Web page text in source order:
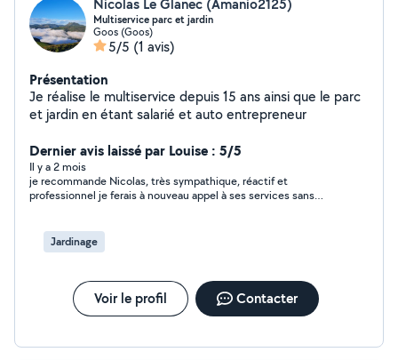
Nicolas Le Glanec (Amanio2125)
Multiservice parc et jardin
Goos (Goos)
5/5 (1 avis)
Présentation
Je réalise le multiservice depuis 15 ans ainsi que le parc
et jardin en étant salarié et auto entrepreneur
Dernier avis laissé par Louise : 5/5
Il y a 2 mois
je recommande Nicolas, très sympathique, réactif et
professionnel je ferais à nouveau appel à ses services sans
Jardinage
Voir le profil Contacter